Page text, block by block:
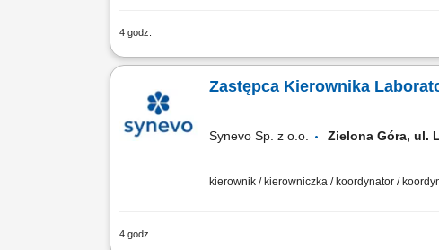
4 godz.
Opis stanowiska Operacyjne wspieranie
Zastępca Kierownika
Synevo Sp. z o.o. Zielona Góra,
kierownik / kierowniczka / koordynator /
4 godz.